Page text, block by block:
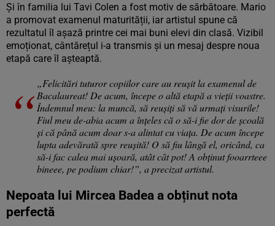
Și în familia lui Tavi Colen a fost motiv de sărbătoare. Mario
a promovat examenul maturității, iar artistul spune că
rezultatul îl așază printre cei mai buni elevi din clasă. Vizibil
emoționat, cântărețul i-a transmis și un mesaj despre noua
etapă care îl așteaptă.
„Felicitări tuturor copiilor care au reușit la examenul de
Bacalaureat! De acum, începe o altă etapă a vieții voastre.
Îndemnul meu: la muncă, să reușiți să vă urmați visurile!
Fiul meu de-abia acum a înțeles că o să-i fie dor de școală
și că până acum doar s-a alintat cu viața. De acum începe
lupta adevărată spre reușită! O să fiu lângă el, oricând, ca
să-i fac calea mai ușoară, atât cât pot! A obținut fooarrteee
bineee, pe podium chiar!”, a precizat artistul.
Nepoata lui Mircea Badea a obținut nota
perfectă